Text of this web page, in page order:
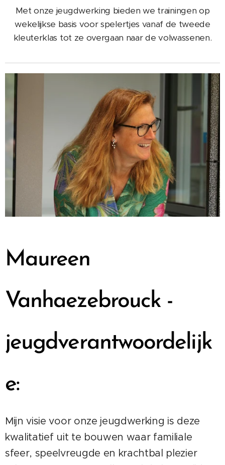
Met onze jeugdwerking bieden we trainingen op
wekelijkse basis voor spelertjes vanaf de tweede
kleuterklas tot ze overgaan naar de volwassenen.
Maureen
Vanhaezebrouck -
jeugdverantwoordelijk
e:
Mijn visie voor onze jeugdwerking is deze
kwalitatief uit te bouwen waar familiale
sfeer, speelvreugde en krachtbal plezier